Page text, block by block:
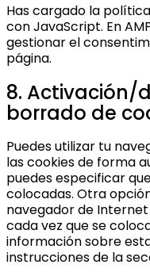
Has cargado la
con JavaScript. En
gestionar el
página.
8. Activación/
borrado de
Puedes utilizar tu
las cookies de forma
puedes especificar
colocadas. Otra
navegador de
cada vez que se
información sobre
instrucciones de la